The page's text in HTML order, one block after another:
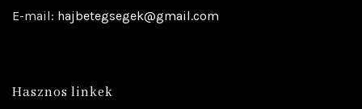
E-mail: hajbetegsegek@gmail.com
Hasznos linkek